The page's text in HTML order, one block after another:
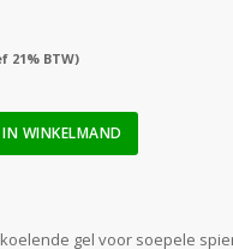
BTW)
IN WINKELMAND
gel voor soepele